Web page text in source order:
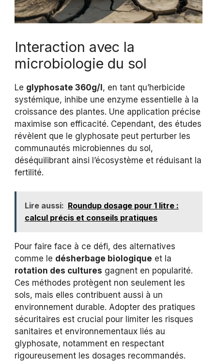
Interaction avec la
microbiologie du sol
Le glyphosate 360g/l , en tant qu’herbicide
systémique, inhibe une enzyme essentielle à la
croissance des plantes. Une application précise
maximise son efficacité. Cependant, des études
révèlent que le glyphosate peut perturber les
communautés microbiennes du sol,
déséquilibrant ainsi l’écosystème et réduisant la
fertilité.
Lire aussi: Roundup dosage pour 1 litre :
calcul précis et conseils pratiques
Pour faire face à ce défi, des alternatives
comme le désherbage biologique et la
rotation des cultures gagnent en popularité.
Ces méthodes protègent non seulement les
sols, mais elles contribuent aussi à un
environnement durable. Adopter des pratiques
sécuritaires est crucial pour limiter les risques
sanitaires et environnementaux liés au
glyphosate, notamment en respectant
rigoureusement les dosages recommandés.